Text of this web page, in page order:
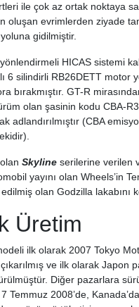
ile çok az ortak noktaya
oluşan evrimlerden ziyade
gidilmiştir.
HICAS sistemi
6 silindirli RB26DETT motor
bırakmıştır. GT-R
olan şasinin kodu CBA-
adlandırılmıştır (CBA
Skyline serilerine verilen
yayını olan Wheels’in
olan Godzilla lakabını
Üretim
ilk olarak 2007 Tokyo
ve ilk olarak Japon
Diğer pazarlara
7 Temmuz 2008’de,